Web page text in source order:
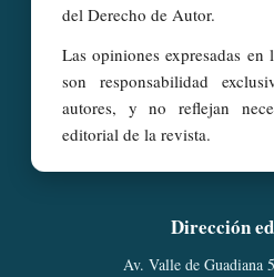
del Derecho de Autor.
Las opiniones expresadas
son responsabilidad
autores, y no reflejan
editorial de la revista.
Dirección
Av. Valle de Guadiana